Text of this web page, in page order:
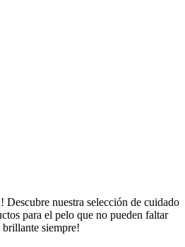
Descubre nuestra selección de cuidado
para el pelo que no pueden faltar
siempre!